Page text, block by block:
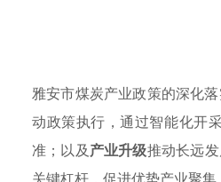
雅安市煤炭产业政策的深化
动政策执行，通过智能化开
准；以及产业升级推动长远